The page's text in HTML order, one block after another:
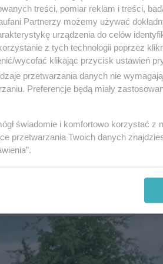
obława za
w mieście ogłoszono
ustawiono blokady na
Funkcjonariusze
- przekazał
Policji w Białej
trwa obława na
treści, pomiar reklam i treści,
Partnerzy możemy używać
urządzenia do celów
z tych technologii poprzez
wycofać klikając przycisk ustawień
przetwarzania danych nie
Preferencje będą miały
świadomie i komfortowo korzystać z
przetwarzania Twoich danych